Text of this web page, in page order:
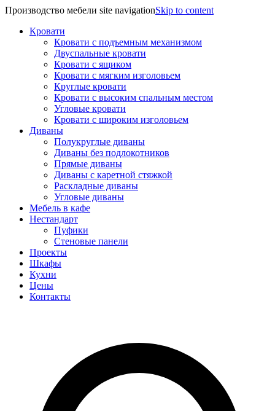
Производство мебели site navigationSkip to content
Кровати
Кровати с подъемным механизмом
Двуспальные кровати
Кровати с ящиком
Кровати с мягким изголовьем
Круглые кровати
Кровати с высоким спальным местом
Угловые кровати
Кровати с широким изголовьем
Диваны
Полукруглые диваны
Диваны без подлокотников
Прямые диваны
Диваны с каретной стяжкой
Раскладные диваны
Угловые диваны
Мебель в кафе
Нестандарт
Пуфики
Стеновые панели
Проекты
Шкафы
Кухни
Цены
Контакты